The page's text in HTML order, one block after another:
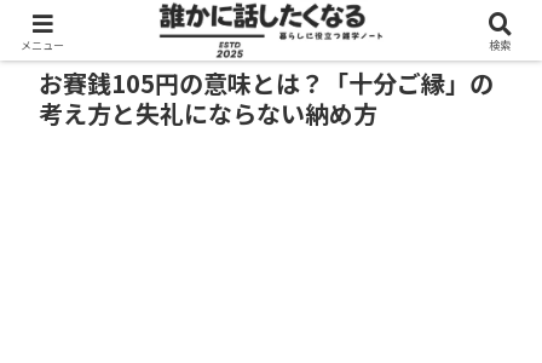
お賽銭105円の意味とは？「十分ご縁」の
考え方と失礼にならない納め方
メニュー 検索